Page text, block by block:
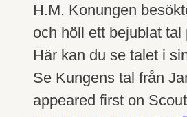
H.M. Konungen
och höll ett bejublat tal
Här kan du se talet i
Se Kungens tal från
appeared first on